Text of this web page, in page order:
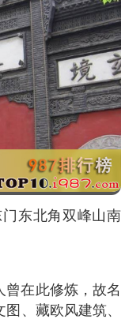
东北角双峰山南
曾在此修炼，故名
、藏欧风建筑、